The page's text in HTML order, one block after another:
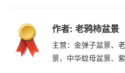
作者: 老鸦柿盆景
主营：金弹子盆景、
景、中华蚊母盆景、